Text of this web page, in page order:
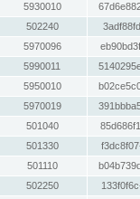
5930010
502240
5970096
5990011
5950010
5970019
501040
501330
501110
502250